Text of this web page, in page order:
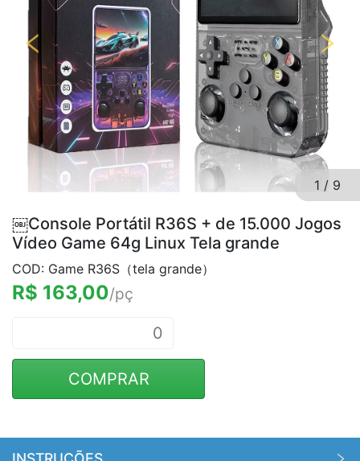
1 / 9
￼Console Portátil R36S + de 15.000 Jogos
Vídeo Game 64g Linux Tela grande
COD: Game R36S（tela grande）
R$ 163,00/pç
COMPRAR